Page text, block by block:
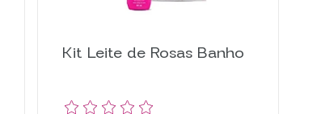
Kit Leite de Rosas Banho